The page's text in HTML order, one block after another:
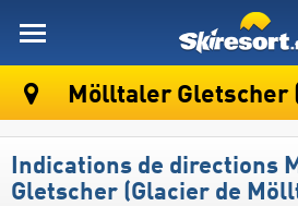
Mölltaler Gletscher
Indications de directions
Gletscher (Glacier de